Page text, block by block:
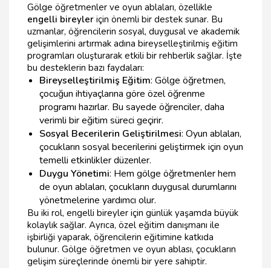
Gölge öğretmenler ve oyun ablaları, özellikle
engelli bireyler için önemli bir destek sunar. Bu
uzmanlar, öğrencilerin sosyal, duygusal ve akademik
gelişimlerini artırmak adına bireyselleştirilmiş eğitim
programları oluşturarak etkili bir rehberlik sağlar. İşte
bu desteklerin bazı faydaları:
Bireyselleştirilmiş Eğitim: Gölge öğretmen,
çocuğun ihtiyaçlarına göre özel öğrenme
programı hazırlar. Bu sayede öğrenciler, daha
verimli bir eğitim süreci geçirir.
Sosyal Becerilerin Geliştirilmesi: Oyun ablaları,
çocukların sosyal becerilerini geliştirmek için oyun
temelli etkinlikler düzenler.
Duygu Yönetimi: Hem gölge öğretmenler hem
de oyun ablaları, çocukların duygusal durumlarını
yönetmelerine yardımcı olur.
Bu iki rol, engelli bireyler için günlük yaşamda büyük
kolaylık sağlar. Ayrıca, özel eğitim danışmanı ile
işbirliği yaparak, öğrencilerin eğitimine katkıda
bulunur. Gölge öğretmen ve oyun ablası, çocukların
gelişim süreçlerinde önemli bir yere sahiptir.